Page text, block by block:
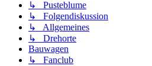
↳ Pusteblume
↳ Folgendiskussion
↳ Allgemeines
↳ Drehorte
Bauwagen
↳ Fanclub